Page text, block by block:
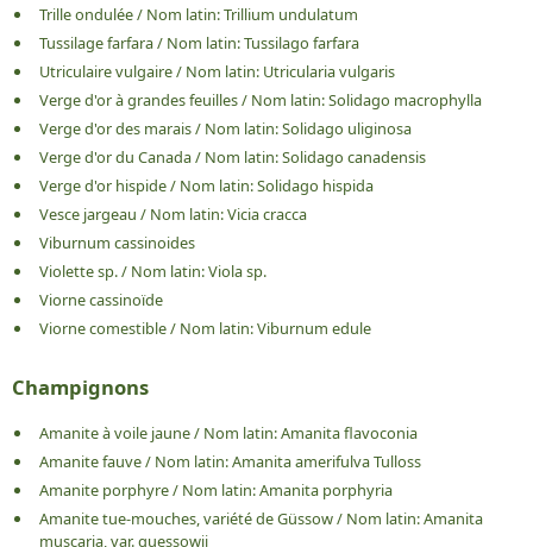
Trille ondulée/ Nom latin:Trillium undulatum
Tussilage farfara/ Nom latin:Tussilago farfara
Utriculaire vulgaire/ Nom latin: Utricularia vulgaris
Verge d'or à grandes feuilles/ Nom latin:Solidago macrophylla
Verge d'or des marais/ Nom latin:Solidago uliginosa
Verge d'or du Canada/ Nom latin:Solidago canadensis
Verge d'or hispide/ Nom latin:Solidago hispida
Vesce jargeau / Nom latin:Vicia cracca
Viburnum cassinoides
Violette sp./ Nom latin:Viola sp.
Viorne cassinoïde
Viorne comestible/ Nom latin:Viburnum edule
Champignons
Amanite à voile jaune/ Nom latin:Amanita flavoconia
Amanite fauve/ Nom latin:Amanita amerifulva Tulloss
Amanite porphyre/ Nom latin:Amanita porphyria
Amanite tue-mouches, variété de Güssow/ Nom latin:Amanita
muscaria, var. guessowii